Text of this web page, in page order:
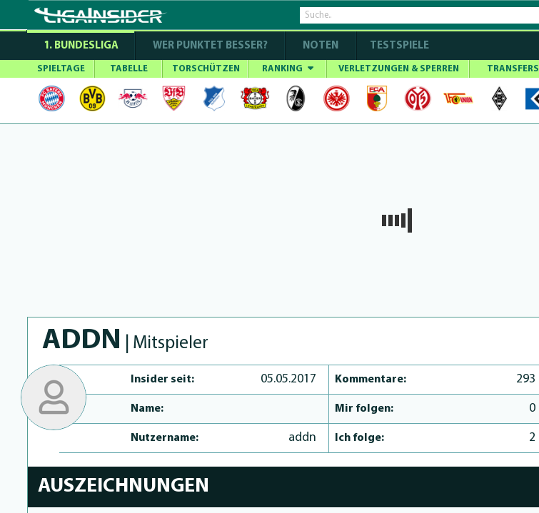
1. BUNDESLIGA WER PUNKTET BESSER? NOTEN TESTSPIELE
SPIELTAGE TABELLE TORSCHÜTZEN RANKING VERLETZUNGEN & SPERREN TRANSFERS
ADDN | Mitspieler
Insider seit: 05.05.2017 Kommentare: 293
Name: Mir folgen: 0
Nutzername: addn Ich folge: 2
AUSZEICHNUNGEN